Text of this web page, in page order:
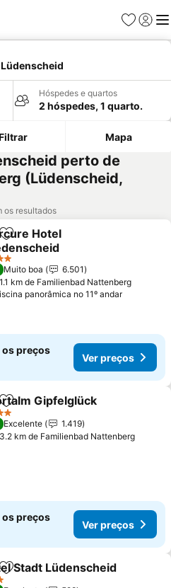
Favoritos
Iniciar
Hóspedes e quartos
2 hóspedes, 1 quarto.
Mapa
perto de
(Lüdenscheid,
os resultados
Adicionar aos favoritos
Hotel
Muito boa
6.501
km de Familienbad Nattenberg
panorâmica no 11º andarVer
os preços
Ver preços
Adicionar aos favoritos
Gipfelglück
Excelente
1.419
km de Familienbad Nattenberg
os preços
Ver preços
Adicionar aos favoritos
Stadt Lüdenscheid